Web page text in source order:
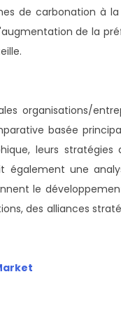
de carbonation à
de la
organisations/
basée
leurs
également une
le
des alliances